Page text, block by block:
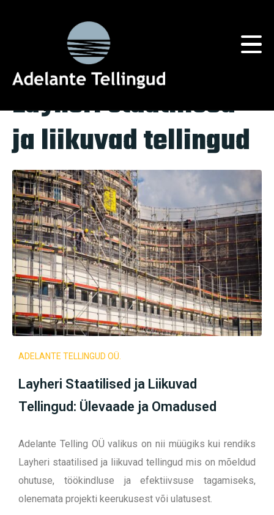
tööstusharud
Tag Archives: tööstusharud
Layheri staatilised
ja liikuvad tellingud
ADELANTE TELLINGUD OÜ.
Layheri Staatilised ja Liikuvad
Tellingud: Ülevaade ja Omadused
Adelante Telling OÜ valikus on nii müügiks kui rendiks
Layheri staatilised ja liikuvad tellingud mis on mõeldud
ohutuse, töökindluse ja efektiivsuse tagamiseks,
olenemata projekti keerukusest või ulatusest.